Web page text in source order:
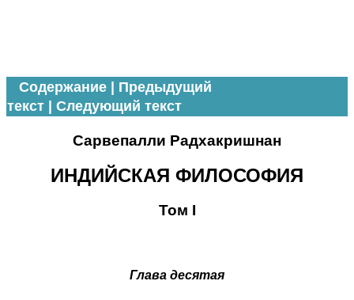
Содержание
Предыдущий
текст
Следующий текст
Сарвепалли Радхакришнан
ИНДИЙСКАЯ ФИЛОСОФИЯ
Том I
Глава десятая